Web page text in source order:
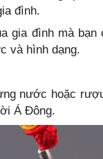
đình.
gia đình mà bạn
và hình dạng.
nước hoặc
Á Đông.